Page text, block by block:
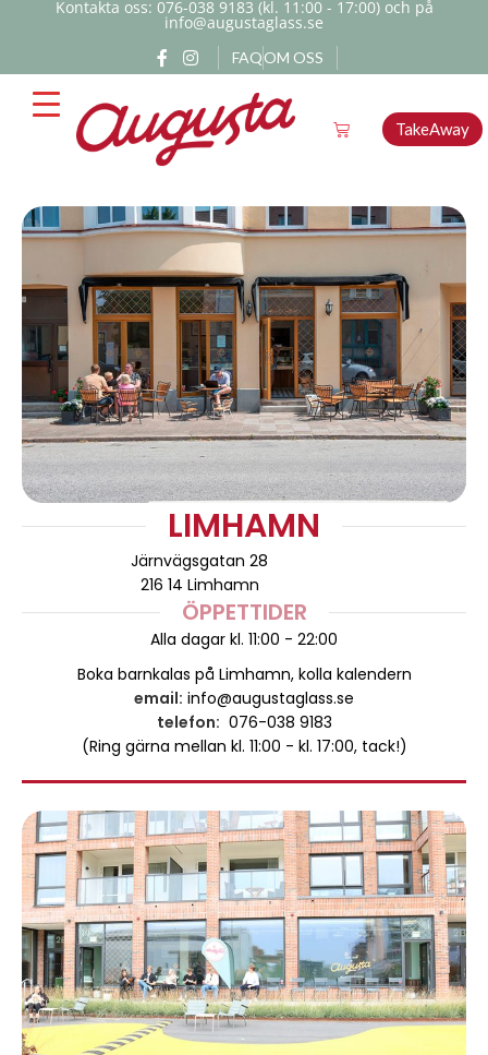
Kontakta oss: 076-038 9183 (kl. 11:00 - 17:00) och på
info@augustaglass.se
FAQOM OSS
TakeAway
LIMHAMN
Järnvägsgatan 28
216 14 Limhamn
ÖPPETTIDER
Alla dagar kl. 11:00 - 22:00
Boka barnkalas på Limhamn, kolla kalendern
email: info@augustaglass.se
telefon: 076-038 9183
(Ring gärna mellan kl. 11:00 - kl. 17:00, tack!)